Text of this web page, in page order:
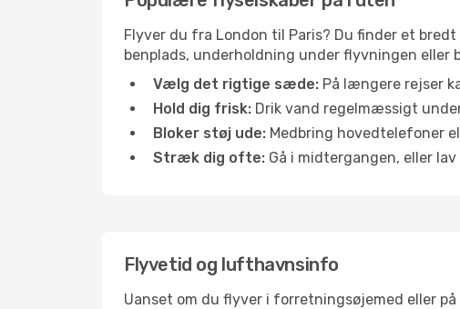
Flyver du fra London til Paris? Du finder et
benplads, underholdning under flyvningen eller
Vælg det rigtige sæde: På længere rejser
Hold dig frisk: Drik vand regelmæssigt
Bloker støj ude: Medbring hovedtelefoner
Stræk dig ofte: Gå i midtergangen, eller
Flyvetid og lufthavnsinfo
Uanset om du flyver i forretningsøjemed eller